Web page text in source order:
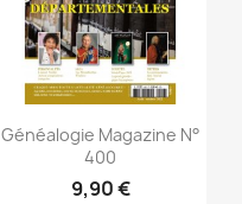
Aperçu rapide
Généalogie Magazine N°
400
9,90 €